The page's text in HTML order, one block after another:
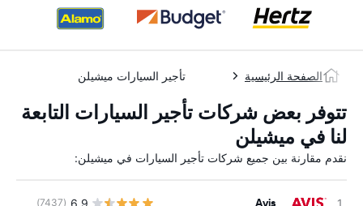
الصفحة الرئيسية تأجير السيارات ميشيلن
تتوفر بعض شركات تأجير السيارات التابعة
لنا في ميشيلن
نقدم مقارنة بين جميع شركات تأجير السيارات في ميشيلن:
Avis
6.9
(7437)